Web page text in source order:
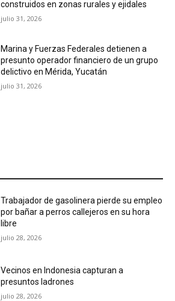
construidos en zonas rurales y ejidales
julio 31, 2026
Marina y Fuerzas Federales detienen a
presunto operador financiero de un grupo
delictivo en Mérida, Yucatán
julio 31, 2026
Trabajador de gasolinera pierde su empleo
por bañar a perros callejeros en su hora
libre
julio 28, 2026
Vecinos en Indonesia capturan a
presuntos ladrones
julio 28, 2026